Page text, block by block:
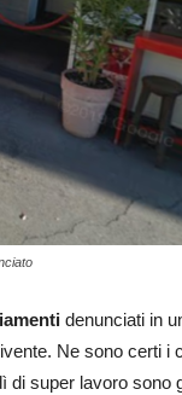
denunciati in
Ne sono certi i
super lavoro sono